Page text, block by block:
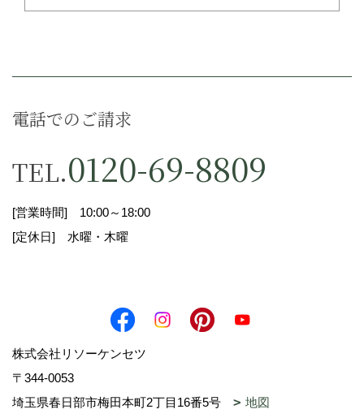
人情報の取り扱いについて適用される法令、規範
おります。
ていただく場合には、その利用目的（下記参照）
を出来る限り特定すると共に、対応させていただ
２ その他、各種サービスのご提供
当社は、提供を受けた個人情報を基に、個人を特
電話でのご請求
TEL.0120-69-8809
[営業時間] 10:00～18:00
[定休日] 水曜・木曜
株式会社リソーケンセツ
〒344-0053
埼玉県春日部市梅田本町2丁目16番5号
地図